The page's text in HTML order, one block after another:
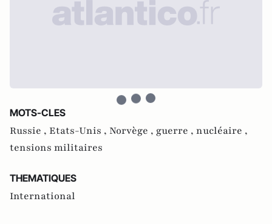
MOTS-CLES
Russie , Etats-Unis , Norvège , guerre , nucléaire ,
tensions militaires
THEMATIQUES
International